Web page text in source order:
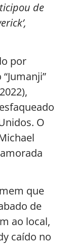
de
por
O
que
de
ao local,
caído no